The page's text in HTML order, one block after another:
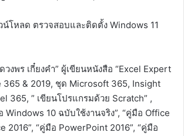
โหลด ตรวจสอบและติดตั้ง Windows 11
งพร เกี๋ยงคำ” ผู้เขียนหนังสือ “Excel Expert
365 & 2019, ชุด Microsoft 365, Insight
365, ” เขียนโปรแกรมด้วย Scratch” ,
Windows 10 ฉบับใช้งานจริง”, “คู่มือ Office
2016”, “คู่มือ PowerPoint 2016”, “คู่มือ